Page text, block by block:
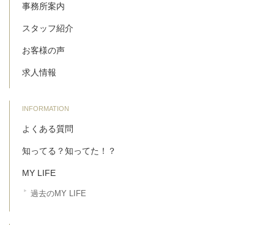
事務所案内
スタッフ紹介
お客様の声
求人情報
INFORMATION
よくある質問
知ってる？知ってた！？
MY LIFE
過去のMY LIFE